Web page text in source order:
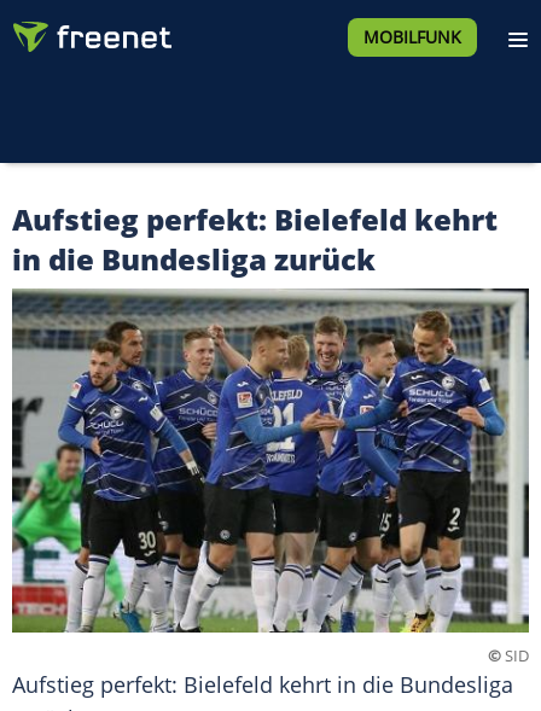
MOBILFUNK
Aufstieg perfekt: Bielefeld kehrt
in die Bundesliga zurück
©SID
Aufstieg perfekt: Bielefeld kehrt in die Bundesliga